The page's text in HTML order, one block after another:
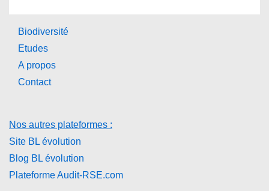
Biodiversité
Etudes
A propos
Contact
Nos autres plateformes :
Site BL évolution
Blog BL évolution
Plateforme Audit-RSE.com